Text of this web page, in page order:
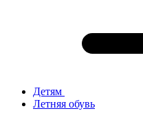
Детям
Летняя обувь